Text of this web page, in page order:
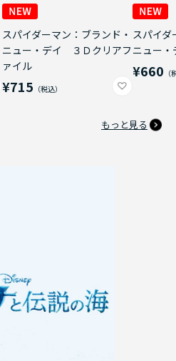
スパイダーマン：ブランド・
ニュー・デイ ３Ｄクリアフ
ァイル
¥715
スパイダ
ニュー
¥660
もっと見る